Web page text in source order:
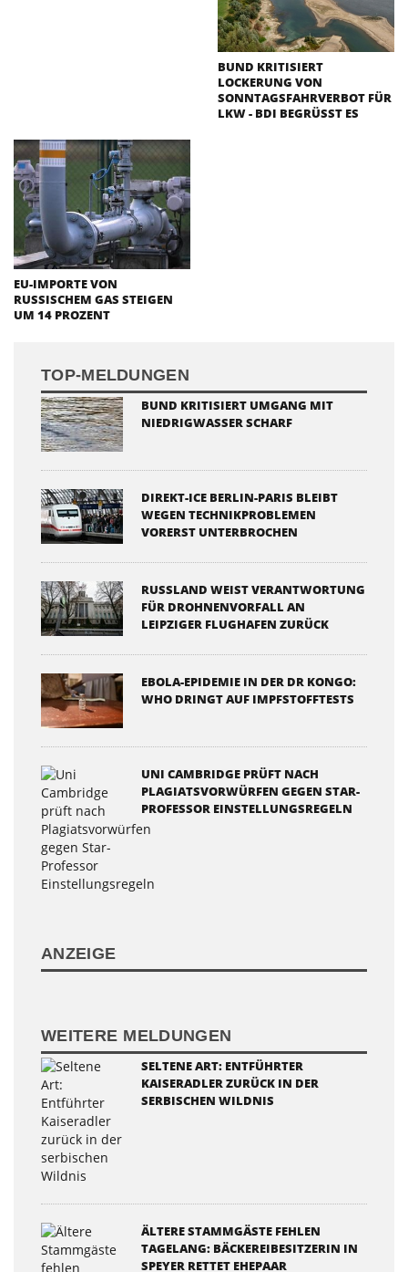
BUND KRITISIERT
LOCKERUNG VON
SONNTAGSFAHRVERBOT FÜR
LKW - BDI BEGRÜSST ES
EU-IMPORTE VON
RUSSISCHEM GAS STEIGEN
UM 14 PROZENT
TOP-MELDUNGEN
BUND KRITISIERT UMGANG MIT
NIEDRIGWASSER SCHARF
DIREKT-ICE BERLIN-PARIS BLEIBT
WEGEN TECHNIKPROBLEMEN
VORERST UNTERBROCHEN
RUSSLAND WEIST VERANTWORTUNG
FÜR DROHNENVORFALL AN
LEIPZIGER FLUGHAFEN ZURÜCK
EBOLA-EPIDEMIE IN DER DR KONGO:
WHO DRINGT AUF IMPFSTOFFTESTS
UNI CAMBRIDGE PRÜFT NACH
PLAGIATSVORWÜRFEN GEGEN STAR-
PROFESSOR EINSTELLUNGSREGELN
ANZEIGE
WEITERE MELDUNGEN
SELTENE ART: ENTFÜHRTER
KAISERADLER ZURÜCK IN DER
SERBISCHEN WILDNIS
ÄLTERE STAMMGÄSTE FEHLEN
TAGELANG: BÄCKEREIBESITZERIN IN
SPEYER RETTET EHEPAAR